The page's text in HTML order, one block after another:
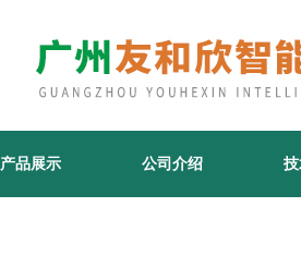
产品展示 公司介绍